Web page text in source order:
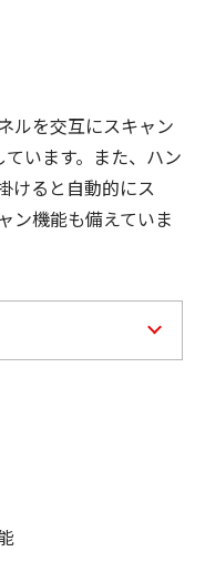
ルを交互にスキャン
います。また、ハン
けると自動的にス
ン機能も備えていま